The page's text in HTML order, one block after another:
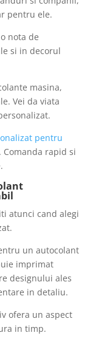
pentru ele.
nota de
si in decorul
masina,
Vei da viata
pentru
rapid si
atunci cand alegi
un autocolant
imprimat
designului ales
in detaliu.
ofera un aspect
in timp.